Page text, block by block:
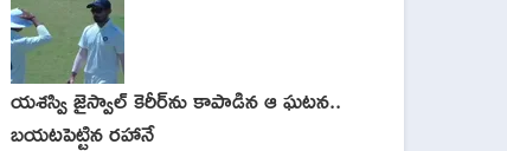
యశస్వి జైస్వాల్ కెరీర్‌ను కాపాడిన ఆ ఘటన..
బయటపెట్టిన రహానే